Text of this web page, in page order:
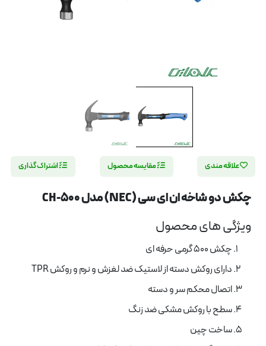
علاقه مندی مقایسه محصول اشتراک گذاری
چکش دو شاخه ان ای سی (NEC) مدل CH-500
ویژگی های محصول
چکش 500 گرمی حرفه ای
دارای روکش دسته از لاستیک ضد لغزش و نرم و روکش TPR
اتصال محکم سر و دسته
سطح با روکش مشکی ضد زنگ
ساخت چین